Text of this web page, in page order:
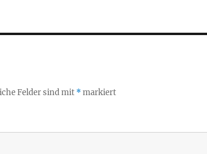
Felder sind mit *markiert